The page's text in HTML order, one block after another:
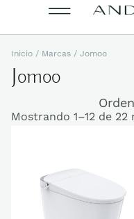
Inicio / Marcas / Jomoo
Jomoo
Mostrando 1–12 de